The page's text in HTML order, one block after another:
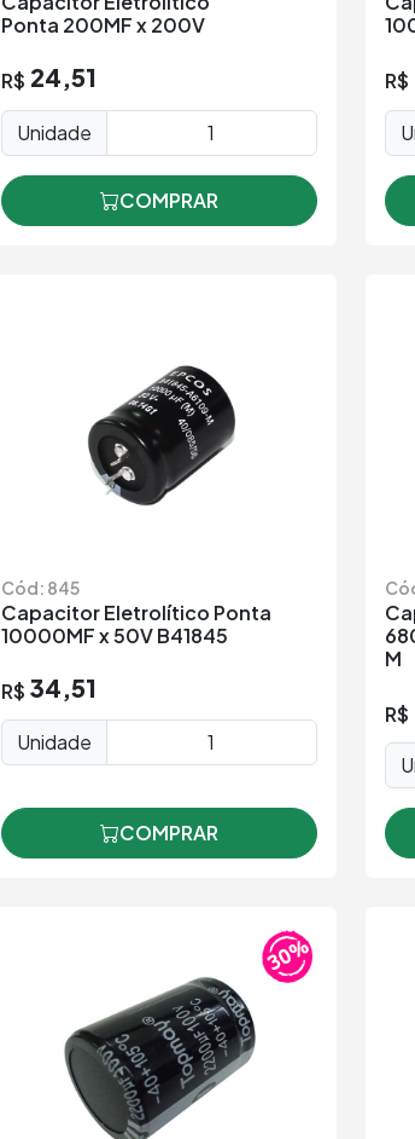
Ponta 200MF x 200V
R$ 24,51
Unidade
COMPRAR
R$
Cód: 845
Capacitor Eletrolítico Ponta
10000MF x 50V B41845
R$ 34,51
Unidade
COMPRAR
M
R$